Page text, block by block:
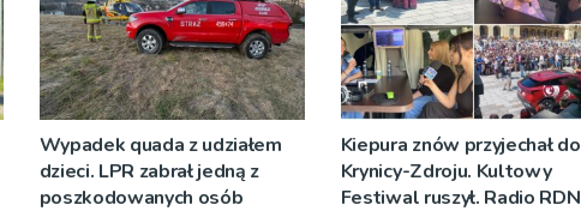
Wypadek quada z udziałem
dzieci. LPR zabrał jedną z
poszkodowanych osób
Kiepura znów przyjechał do
Krynicy-Zdroju. Kultowy
Festiwal ruszył. Radio RDN